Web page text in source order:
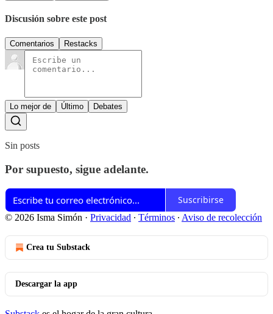
Discusión sobre este post
Comentarios Restacks
Lo mejor de Último Debates
Sin posts
Por supuesto, sigue adelante.
Suscribirse
© 2026 Isma Simón · Privacidad ∙ Términos ∙ Aviso de recolección
Crea tu Substack
Descargar la app